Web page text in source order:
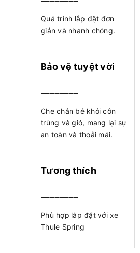
Quá trình lắp đặt đơn
giản và nhanh chóng.
Bảo vệ tuyệt vời
Che chắn bé khỏi côn
trùng và gió, mang lại sự
an toàn và thoải mái.
Tương thích
Phù hợp lắp đặt với xe
Thule Spring